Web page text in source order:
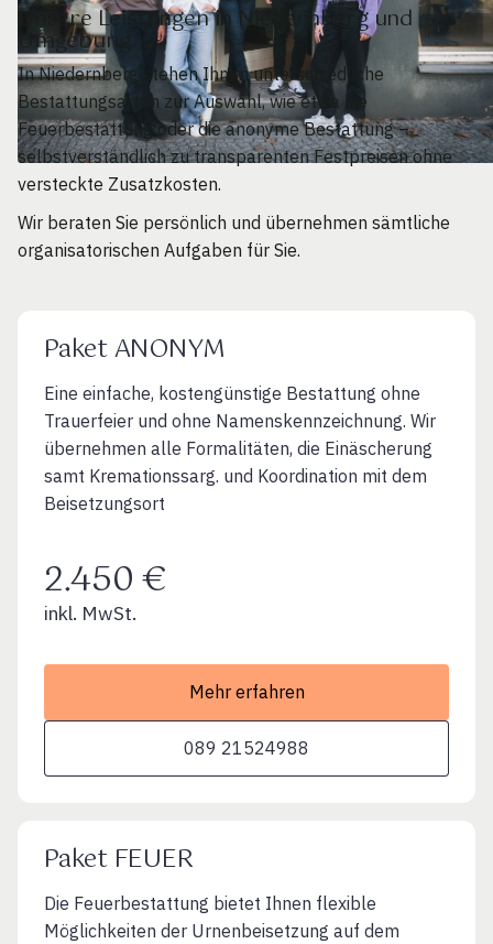
Unsere Leistungen in Niedernberg und
Umgebung
In Niedernberg stehen Ihnen unterschiedliche
Bestattungsarten zur Auswahl, wie etwa die
Feuerbestattung oder die anonyme Bestattung –
selbstverständlich zu transparenten Festpreisen ohne
versteckte Zusatzkosten.
Wir beraten Sie persönlich und übernehmen sämtliche
organisatorischen Aufgaben für Sie.
Paket ANONYM
Eine einfache, kostengünstige Bestattung ohne
Trauerfeier und ohne Namenskennzeichnung. Wir
übernehmen alle Formalitäten, die Einäscherung
samt Kremationssarg. und Koordination mit dem
Beisetzungsort
2.450 €
inkl. MwSt.
Mehr erfahren
089 21524988
Paket FEUER
Die Feuerbestattung bietet Ihnen flexible
Möglichkeiten der Urnenbeisetzung auf dem